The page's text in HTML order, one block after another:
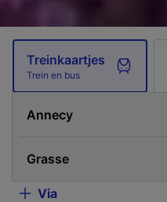
Treinkaartjes
Trein en bus
Via